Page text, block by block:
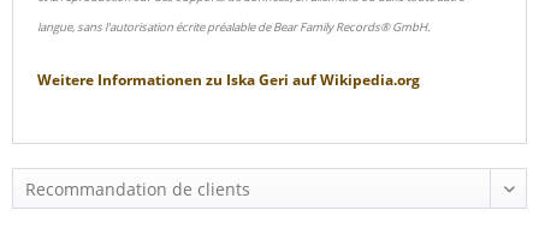
langue, sans l'autorisation écrite préalable de Bear Family Records® GmbH.
Weitere Informationen zu Iska Geri aufWikipedia.org